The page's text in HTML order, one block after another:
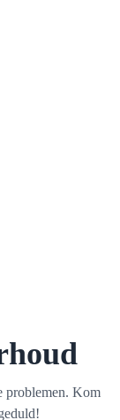
problemen. Kom